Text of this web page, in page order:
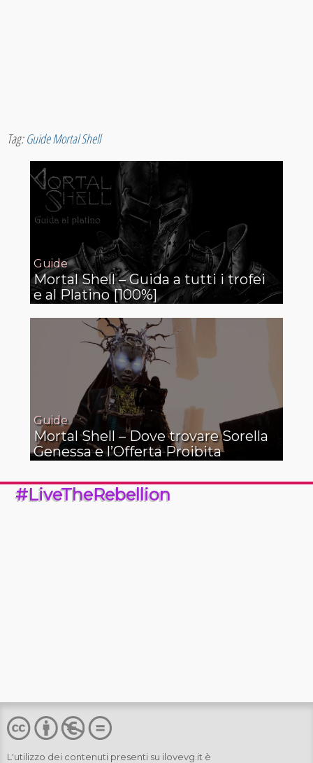
Tag:Guide Mortal Shell
Guide
Mortal Shell – Guida a tutti i trofei
e al Platino [100%]
Guide
Mortal Shell – Dove trovare Sorella
Genessa e l’Offerta Proibita
#LiveTheRebellion
L'utilizzo dei contenuti presenti su ilovevg.it è